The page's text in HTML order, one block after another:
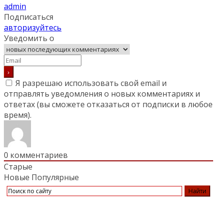
admin
Подписаться
авторизуйтесь
Уведомить о
Я разрешаю использовать свой email и
отправлять уведомления о новых комментариях и
ответах (вы cможете отказаться от подписки в любое
время).
0 комментариев
Старые
Новые Популярные